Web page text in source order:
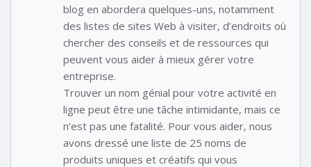
blog en abordera quelques-uns, notamment
des listes de sites Web à visiter, d’endroits où
chercher des conseils et de ressources qui
peuvent vous aider à mieux gérer votre
entreprise.
Trouver un nom génial pour votre activité en
ligne peut être une tâche intimidante, mais ce
n’est pas une fatalité. Pour vous aider, nous
avons dressé une liste de 25 noms de
produits uniques et créatifs qui vous